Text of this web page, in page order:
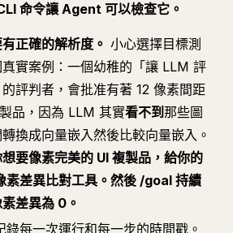
命令讓 Agent 可以檢查它。
正確的解析度。 小心選擇目標測
實案例：一個幼稚的「讓 LLM 評
評判者，會批准有著 12 像素間距
品，因為 LLM 其實看不到那些圖
換成向量嵌入然後比較向量嵌入。
要像素完美的 UI 複製品，給你的
差異比對工具。然後 /goal 持續
差異為 0。
錄每一次運行和每一步的時間戳。